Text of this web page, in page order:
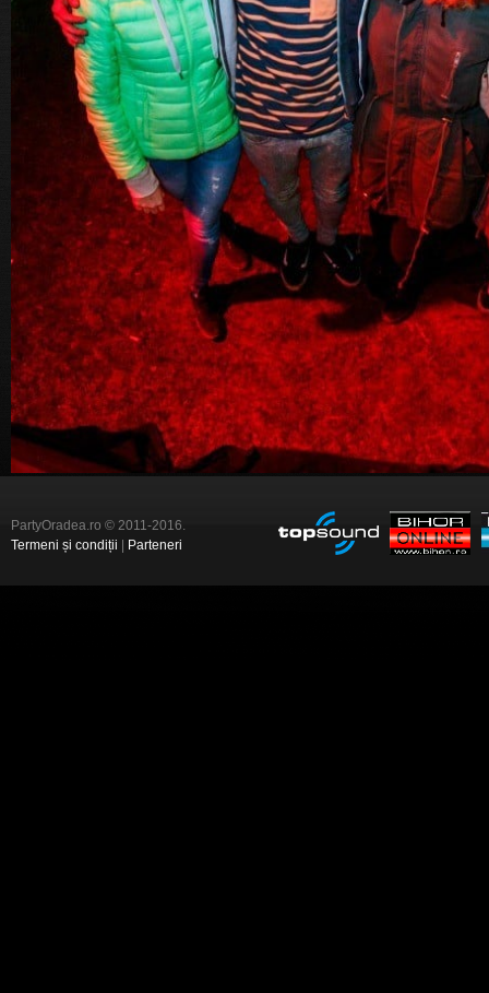
PartyOradea.ro © 2011-2016.
Termeni și condiții
Parteneri